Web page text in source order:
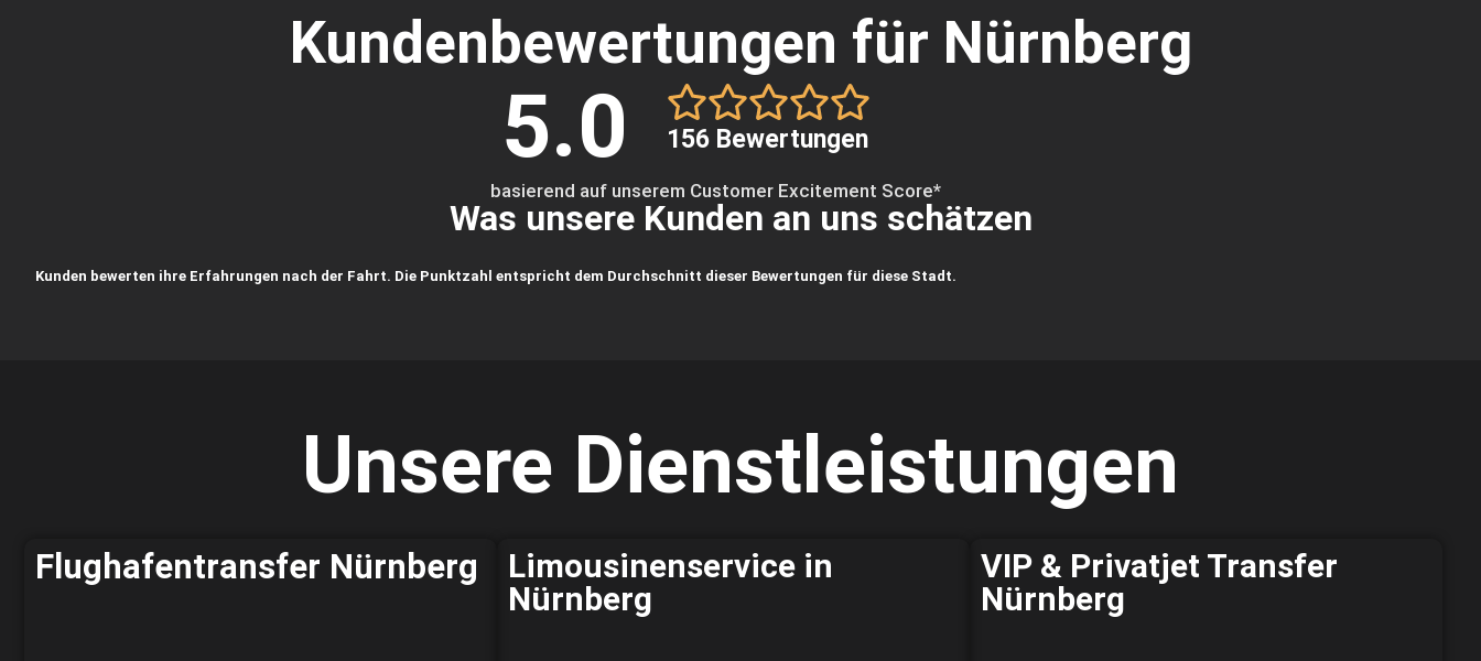
Kundenbewertungen für Nürnberg
5.0 156 Bewertungen
basierend auf unserem Customer Excitement Score*
Was unsere Kunden an uns schätzen
Kunden bewerten ihre Erfahrungen nach der Fahrt. Die Punktzahl entspricht dem Durchschnitt dieser Bewertungen für diese Stadt.
Unsere Dienstleistungen
Flughafentransfer Nürnberg
Limousinenservice in
Nürnberg
VIP & Privatjet Transfer
Nürnberg